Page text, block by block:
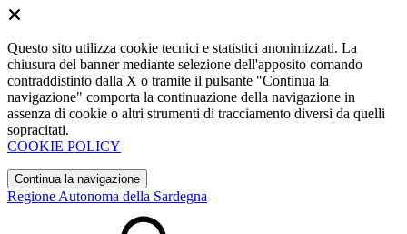
Questo sito utilizza cookie tecnici e statistici anonimizzati. La
chiusura del banner mediante selezione dell'apposito comando
contraddistinto dalla X o tramite il pulsante "Continua la
navigazione" comporta la continuazione della navigazione in
assenza di cookie o altri strumenti di tracciamento diversi da quelli
sopracitati.
COOKIE POLICY
Continua la navigazione
Regione Autonoma della Sardegna